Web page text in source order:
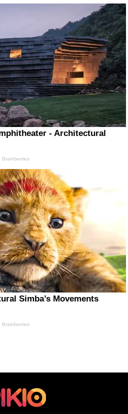
- Architectural
Brainberries
Simba’s Movements
Brainberries